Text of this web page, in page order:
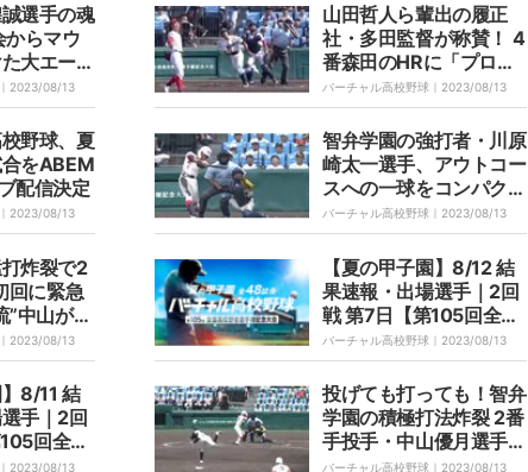
選手の魂
からマウ
大エース
拍手「熱
もらいま
2023/08/13
山田哲人ら輩出の履正
社・多田監督が称賛！ 4
番森田のHRに「プロで
活躍する選手と同等以上
の結果を出してくれてい
る」
バーチャル高校野球｜ 2023/08/13
野球、夏
をABEM
配信決定
2023/08/13
智弁学園の強打者・川原
崎太一選手、アウトコー
スへの一球をコンパクト
なスイングで完璧にとら
えて徳島商の剛腕エース
を攻略「きたー」「どん
だけ勝負強いん！？」
バーチャル高校野球｜ 2023/08/13
炸裂で2
回に緊急
”中山が投
商・森
に快勝
2023/08/13
【夏の甲子園】8/12 結
果速報・出場選手｜2回
戦 第7日【第105回全国
高校野球選手権記念大
会】
バーチャル高校野球｜ 2023/08/13
】8/11 結
手｜2回
回全国
記念大
2023/08/13
投げても打っても！智弁
学園の積極打法炸裂 2番
手投手・中山優月選手の
センターへの痛烈タイム
バーチャル高校野球｜ 2023/08/13